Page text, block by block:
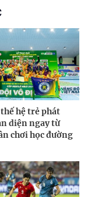
hệ trẻ phát
diện ngay từ
chơi học đường